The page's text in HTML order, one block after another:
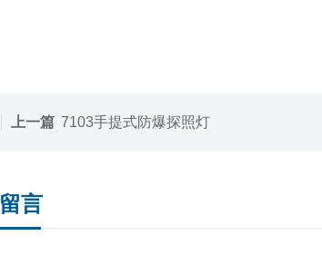
上一篇 7103手提式防爆探照灯
言